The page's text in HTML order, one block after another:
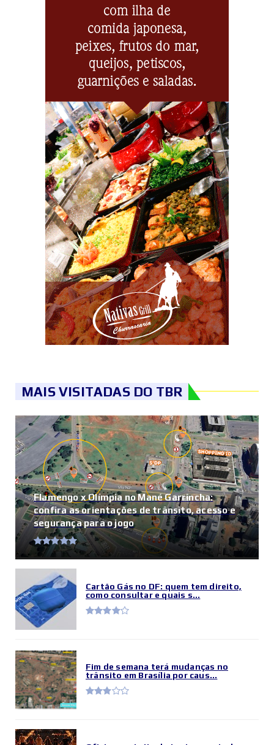
MAIS VISITADAS DO TBR
Flamengo x Olímpia no Mané Garrincha:
confira as orientações de trânsito, acesso e
segurança para o jogo
Cartão Gás no DF: quem tem direito,
como consultar e quais s...
Fim de semana terá mudanças no
trânsito em Brasília por caus...